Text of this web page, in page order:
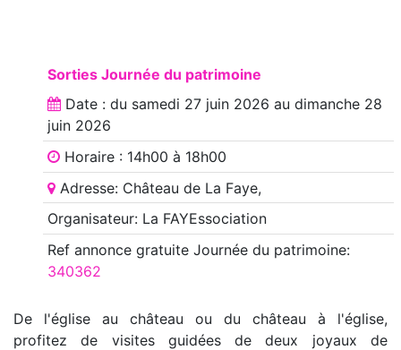
Sorties Journée du patrimoine
Date : du samedi 27 juin 2026 au dimanche 28
juin 2026
Horaire : 14h00 à 18h00
Adresse: Château de La Faye,
Organisateur: La FAYEssociation
Ref annoncegratuite Journée du patrimoine:
340362
De l'église au château ou du château à l'église,
profitez de visites guidées de deux joyaux de